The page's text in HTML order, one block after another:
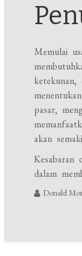
Memulai
pasar,
akan
Kesabaran
dalam
Donald